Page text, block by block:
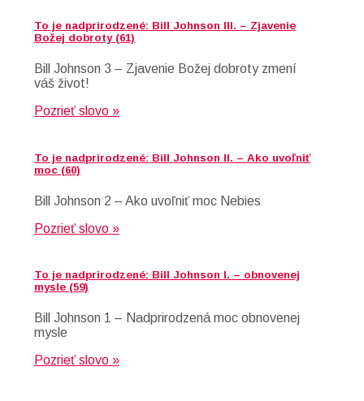
To je nadprirodzené: Bill Johnson III. – Zjavenie
Božej dobroty (61)
Bill Johnson 3 – Zjavenie Božej dobroty zmení
váš život!
Pozrieť slovo »
To je nadprirodzené: Bill Johnson II. – Ako uvoľniť
moc (60)
Bill Johnson 2 – Ako uvoľniť moc Nebies
Pozrieť slovo »
To je nadprirodzené: Bill Johnson I. – obnovenej
mysle (59)
Bill Johnson 1 – Nadprirodzená moc obnovenej
mysle
Pozrieť slovo »